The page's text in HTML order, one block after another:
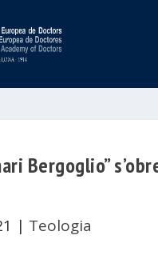
Bergoglio”
| Teologia